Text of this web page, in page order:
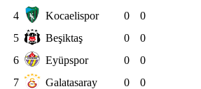
4
Kocaelispor 0
0
5
Beşiktaş 0
0
6
Eyüpspor 0
0
7
Galatasaray 0
0